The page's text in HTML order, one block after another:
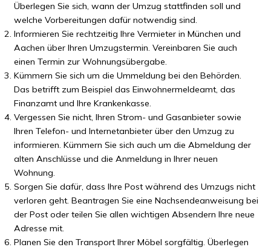
Überlegen Sie sich, wann der Umzug stattfinden soll und
welche Vorbereitungen dafür notwendig sind.
Informieren Sie rechtzeitig Ihre Vermieter in München und
Aachen über Ihren Umzugstermin. Vereinbaren Sie auch
einen Termin zur Wohnungsübergabe.
Kümmern Sie sich um die Ummeldung bei den Behörden.
Das betrifft zum Beispiel das Einwohnermeldeamt, das
Finanzamt und Ihre Krankenkasse.
Vergessen Sie nicht, Ihren Strom- und Gasanbieter sowie
Ihren Telefon- und Internetanbieter über den Umzug zu
informieren. Kümmern Sie sich auch um die Abmeldung der
alten Anschlüsse und die Anmeldung in Ihrer neuen
Wohnung.
Sorgen Sie dafür, dass Ihre Post während des Umzugs nicht
verloren geht. Beantragen Sie eine Nachsendeanweisung bei
der Post oder teilen Sie allen wichtigen Absendern Ihre neue
Adresse mit.
Planen Sie den Transport Ihrer Möbel sorgfältig. Überlegen